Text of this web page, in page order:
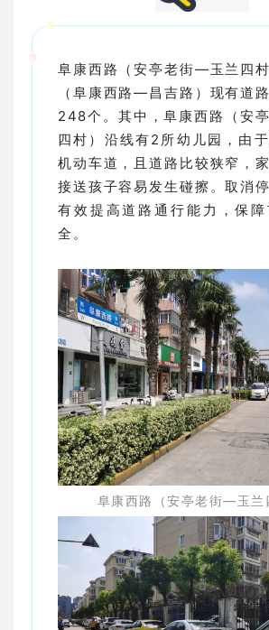
阜康西路（安亭老街—玉兰四
（阜康西路—昌吉路）现有道
248个。其中，阜康西路（安
四村）沿线有2所幼儿园，由
机动车道，且道路比较狭窄，
接送孩子容易发生碰擦。取消
有效提高道路通行能力，保障
全。
阜康西路（安亭老街—玉兰